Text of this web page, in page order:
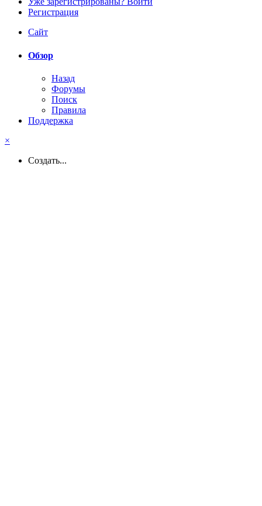
Регистрация
Сайт
Обзор
Назад
Форумы
Поиск
Правила
Поддержка
×
Создать...